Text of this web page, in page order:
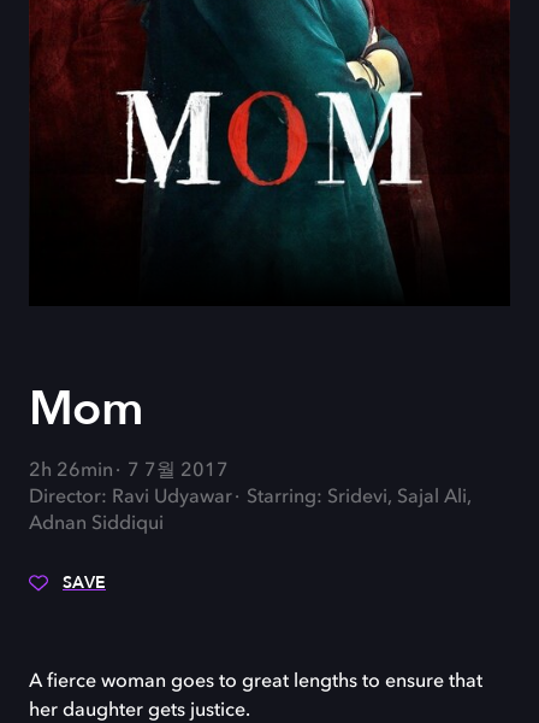
Mom
2h 26min
7 7월 2017
Director: Ravi Udyawar
Starring: Sridevi, Sajal Ali,
Adnan Siddiqui
SAVE
A fierce woman goes to great lengths to ensure that
her daughter gets justice.